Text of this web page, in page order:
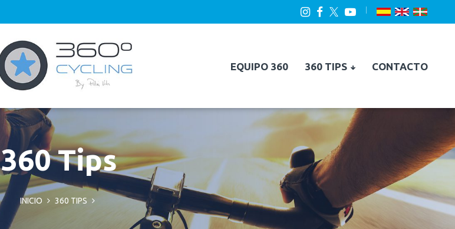
EQUIPO 360 360 TIPS CONTACTO
360 Tips
INICIO 360 TIPS